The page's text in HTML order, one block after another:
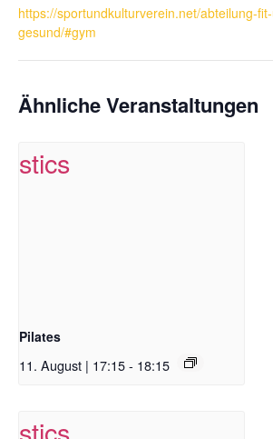
https://sportundkulturverein.net/abteilung-
gesund/#gym
Ähnliche Veranstaltungen
Pilates
11. August | 17:15- 18:15